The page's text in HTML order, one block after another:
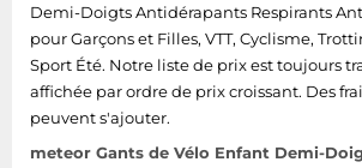
Tondeuses cheveux & barbe
Téléphonie
Téléviseurs
Télévision & vidéo
Demi-Doigts Antidérapants Respirants
pour Garçons et Filles, VTT, Cyclisme,
Sport Été. Notre liste de prix est toujours
affichée par ordre de prix croissant. Des
peuvent s'ajouter.
meteor Gants de Vélo Enfant Demi-